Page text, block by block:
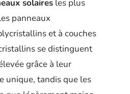
solaires les plus
panneaux
et à couches
se distinguent
grâce à leur
unique, tandis que les